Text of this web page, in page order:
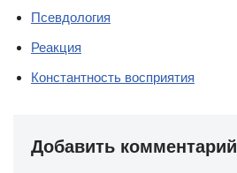
Псевдология
Реакция
Константность восприятия
Добавить комментарий